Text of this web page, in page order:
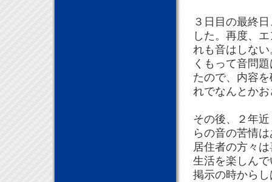
３日目の最終
した。再度、
れも音はしな
くもって音問
たので、内容
れでなんとか
その後、２年
らの音の苦情
居住者の方々
生活を楽しん
掲示の時から